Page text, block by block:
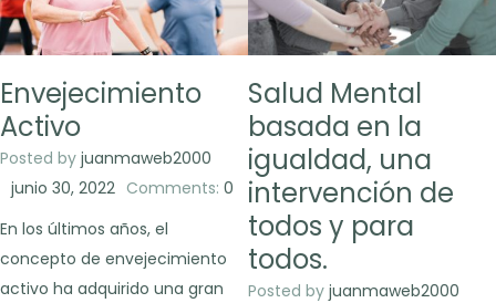
Envejecimiento
Activo
Posted by juanmaweb2000
junio 30, 2022 Comments: 0
En los últimos años, el
concepto de envejecimiento
activo ha adquirido una gran
Salud Mental
basada en la
igualdad, una
intervención de
todos y para
todos.
Posted by juanmaweb2000